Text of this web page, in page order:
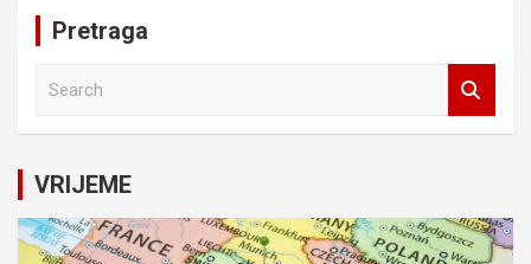
Pretraga
c
h
VRIJEME